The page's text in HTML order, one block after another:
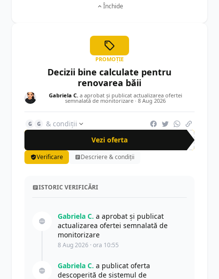
Închide
PROMOȚIE
Decizii bine calculate pentru
renovarea băii
Gabriela C.a aprobat și publicat actualizarea ofertei
semnalată de monitorizare · 8 Aug 2026
G G
& condiții
Vezi oferta
Verificare Descriere & condiții
ISTORIC VERIFICĂRI
Gabriela C. a aprobat și publicat
actualizarea ofertei semnalată de
monitorizare
8 Aug 2026 · ora 10:55
Gabriela C. a publicat oferta
descoperită de sistemul de